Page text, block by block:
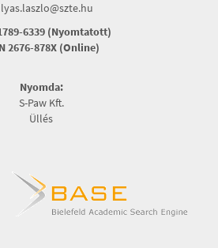
6339 (Nyomtatott)
2676-878X (Online)
Nyomda:
S-Paw Kft.
Üllés